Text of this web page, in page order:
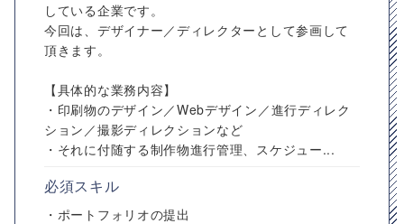
している企業です。
今回は、デザイナー／ディレクターとして参画して
頂きます。
【具体的な業務内容】
・印刷物のデザイン／Webデザイン／進行ディレク
ション／撮影ディレクションなど
・それに付随する制作物進行管理、スケジュー...
必須スキル
・ポートフォリオの提出